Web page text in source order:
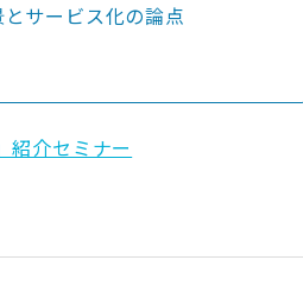
サービス化の論点
紹介セミナー